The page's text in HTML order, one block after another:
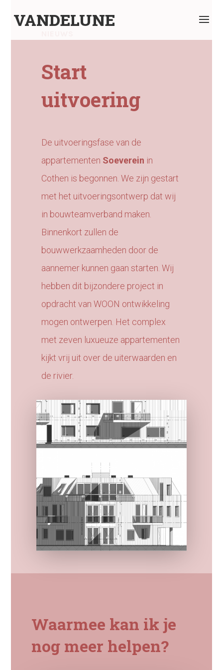
VANDELUNE
Start
uitvoering
De uitvoeringsfase van de
appartementen Soeverein in
Cothen is begonnen. We zijn gestart
met het uitvoeringsontwerp dat wij
in bouwteamverband maken.
Binnenkort zullen de
bouwwerkzaamheden door de
aannemer kunnen gaan starten. Wij
hebben dit bijzondere project in
opdracht van WOON ontwikkeling
mogen ontwerpen. Het complex
met zeven luxueuze appartementen
kijkt vrij uit over de uiterwaarden en
de rivier.
Waarmee kan ik je
nog meer helpen?